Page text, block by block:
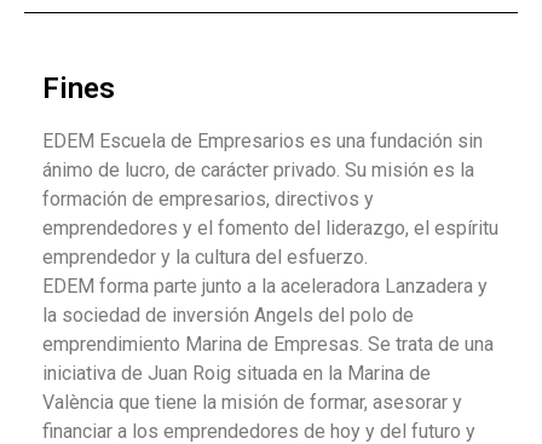
Fines
EDEM Escuela de Empresarios es una fundación sin
ánimo de lucro, de carácter privado. Su misión es la
formación de empresarios, directivos y
emprendedores y el fomento del liderazgo, el espíritu
emprendedor y la cultura del esfuerzo.
EDEM forma parte junto a la aceleradora Lanzadera y
la sociedad de inversión Angels del polo de
emprendimiento Marina de Empresas. Se trata de una
iniciativa de Juan Roig situada en la Marina de
València que tiene la misión de formar, asesorar y
financiar a los emprendedores de hoy y del futuro y